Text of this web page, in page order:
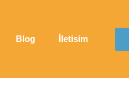
Blog İletisim